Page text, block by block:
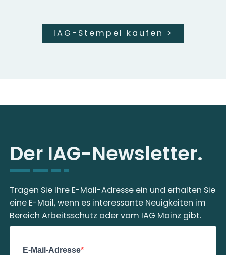
IAG-Stempel kaufen >
Der IAG-Newsletter.
Tragen Sie Ihre E-Mail-Adresse ein und erhalten Sie
eine E-Mail, wenn es interessante Neuigkeiten im
Bereich Arbeitsschutz oder vom IAG Mainz gibt.